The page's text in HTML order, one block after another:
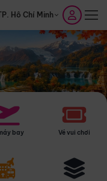
Hồ Chí Minh
bay Vé vui chơi